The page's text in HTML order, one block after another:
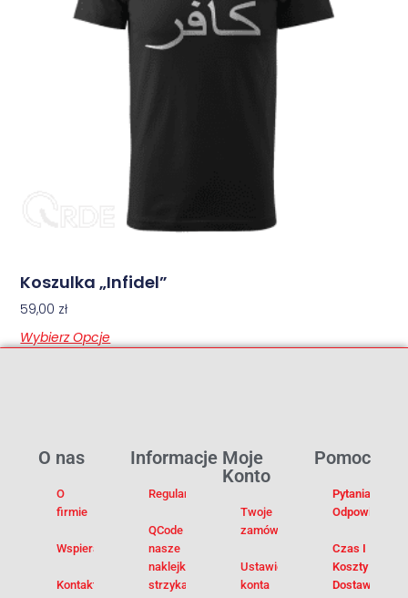
Koszulka „Infidel”
59,00 zł
Wybierz Opcje
Pomoc
Pytania I
Odpowiedzi
Czas I
Koszty
Dostawy
Moje
Konto
Twoje
zamówienia
Ustawienia
konta
Informacje
Regulamin
QCode –
nasze
naklejki na
strzykawki
O nas
O
firmie
Wspieramy
Kontakt